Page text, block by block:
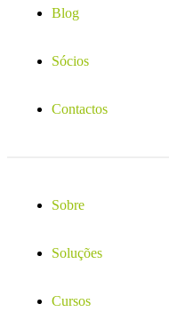
Blog
Sócios
Contactos
Sobre
Soluções
Cursos